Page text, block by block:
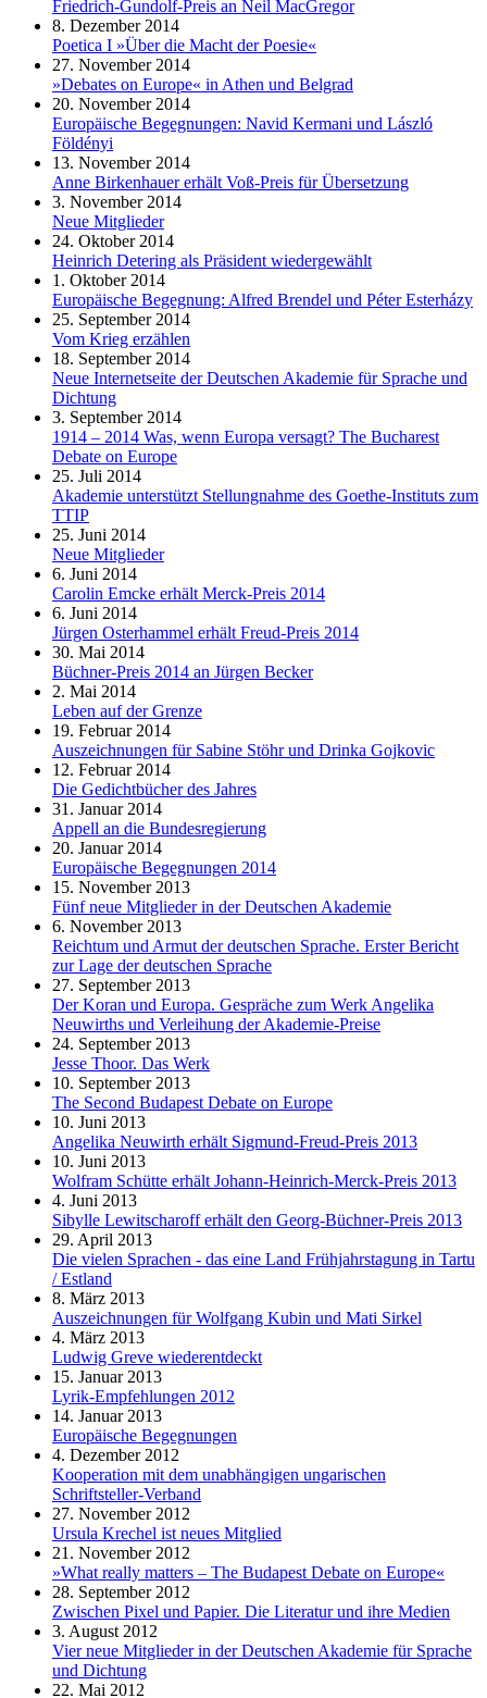
Friedrich-Gundolf-Preis an Neil MacGregor
8. Dezember 2014
Poetica I »Über die Macht der Poesie«
27. November 2014
»Debates on Europe« in Athen und Belgrad
20. November 2014
Europäische Begegnungen: Navid Kermani und László
Földényi
13. November 2014
Anne Birkenhauer erhält Voß-Preis für Übersetzung
3. November 2014
Neue Mitglieder
24. Oktober 2014
Heinrich Detering als Präsident wiedergewählt
1. Oktober 2014
Europäische Begegnung: Alfred Brendel und Péter Esterházy
25. September 2014
Vom Krieg erzählen
18. September 2014
Neue Internetseite der Deutschen Akademie für Sprache und
Dichtung
3. September 2014
1914 – 2014 Was, wenn Europa versagt? The Bucharest
Debate on Europe
25. Juli 2014
Akademie unterstützt Stellungnahme des Goethe-Instituts zum
TTIP
25. Juni 2014
Neue Mitglieder
6. Juni 2014
Carolin Emcke erhält Merck-Preis 2014
6. Juni 2014
Jürgen Osterhammel erhält Freud-Preis 2014
30. Mai 2014
Büchner-Preis 2014 an Jürgen Becker
2. Mai 2014
Leben auf der Grenze
19. Februar 2014
Auszeichnungen für Sabine Stöhr und Drinka Gojkovic
12. Februar 2014
Die Gedichtbücher des Jahres
31. Januar 2014
Appell an die Bundesregierung
20. Januar 2014
Europäische Begegnungen 2014
15. November 2013
Fünf neue Mitglieder in der Deutschen Akademie
6. November 2013
Reichtum und Armut der deutschen Sprache. Erster Bericht
zur Lage der deutschen Sprache
27. September 2013
Der Koran und Europa. Gespräche zum Werk Angelika
Neuwirths und Verleihung der Akademie-Preise
24. September 2013
Jesse Thoor. Das Werk
10. September 2013
The Second Budapest Debate on Europe
10. Juni 2013
Angelika Neuwirth erhält Sigmund-Freud-Preis 2013
10. Juni 2013
Wolfram Schütte erhält Johann-Heinrich-Merck-Preis 2013
4. Juni 2013
Sibylle Lewitscharoff erhält den Georg-Büchner-Preis 2013
29. April 2013
Die vielen Sprachen - das eine Land Frühjahrstagung in Tartu
/ Estland
8. März 2013
Auszeichnungen für Wolfgang Kubin und Mati Sirkel
4. März 2013
Ludwig Greve wiederentdeckt
15. Januar 2013
Lyrik-Empfehlungen 2012
14. Januar 2013
Europäische Begegnungen
4. Dezember 2012
Kooperation mit dem unabhängigen ungarischen
Schriftsteller-Verband
27. November 2012
Ursula Krechel ist neues Mitglied
21. November 2012
»What really matters – The Budapest Debate on Europe«
28. September 2012
Zwischen Pixel und Papier. Die Literatur und ihre Medien
3. August 2012
Vier neue Mitglieder in der Deutschen Akademie für Sprache
und Dichtung
22. Mai 2012